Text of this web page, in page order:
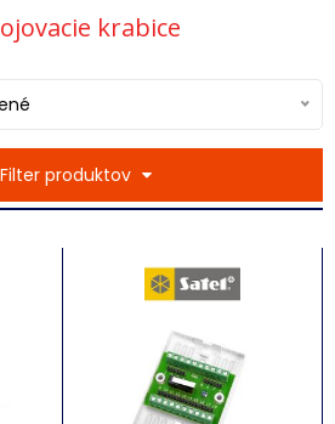
krabice
Filter produktov